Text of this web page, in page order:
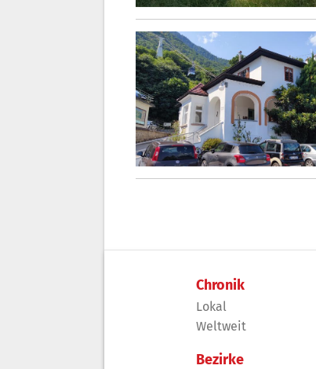
Chronik
Lokal
Weltweit
Bezirke